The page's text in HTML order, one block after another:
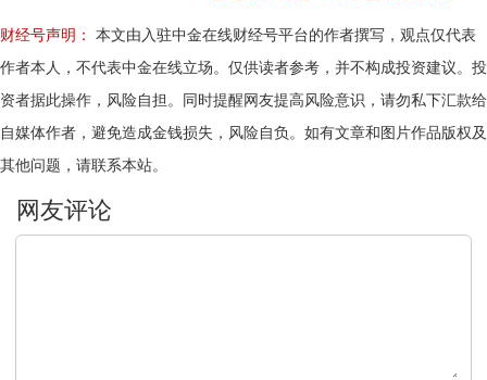
财经号声明：
本文由入驻中金在线财经号平台的作者撰写，观点仅代表
作者本人，不代表中金在线立场。仅供读者参考，并不构成投资建议。投
资者据此操作，风险自担。同时提醒网友提高风险意识，请勿私下汇款给
自媒体作者，避免造成金钱损失，风险自负。如有文章和图片作品版权及
其他问题，请联系本站。